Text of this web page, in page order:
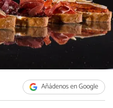
Añádenos en Google